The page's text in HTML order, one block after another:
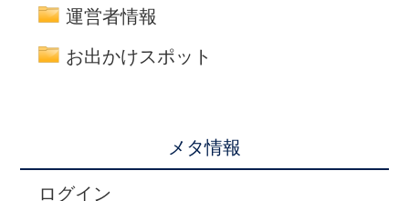
運営者情報
お出かけスポット
メタ情報
ログイン